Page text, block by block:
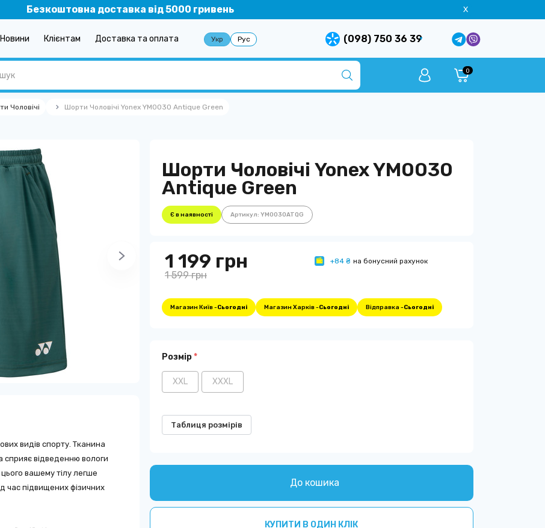
Безкоштовна доставка від 5000 гривень X
Новини Клієнтам Доставка та оплата Укр Рус (098) 750 36 39
0
Чоловічі Шорти Чоловічі Yonex YM0030 Antique Green
видів спорту. Тканина
сприяє відведенню вологи
вашему тілу легше
час підвищених фізичних
Шорти Чоловічі Yonex YM0030
Antique Green
Є в наявності Артикул: YM0030ATQG
1 199 грн
1 599 грн
+84 ₴ на бонусний рахунок
Магазин Київ -Сьогодні Магазин Харків -Сьогодні Відправка -Сьогодні
Розмір*
XXL XXXL
Таблиця розмірів
До кошика
КУПИТИ В ОДИН КЛІК